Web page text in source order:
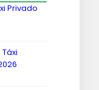
Privado